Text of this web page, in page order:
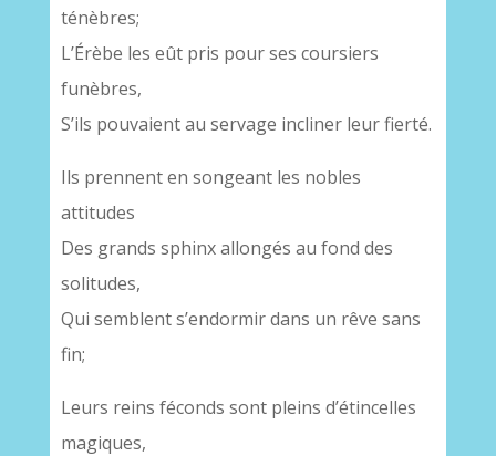
ténèbres;
L’Érèbe les eût pris pour ses coursiers
funèbres,
S’ils pouvaient au servage incliner leur fierté.
Ils prennent en songeant les nobles
attitudes
Des grands sphinx allongés au fond des
solitudes,
Qui semblent s’endormir dans un rêve sans
fin;
Leurs reins féconds sont pleins d’étincelles
magiques,